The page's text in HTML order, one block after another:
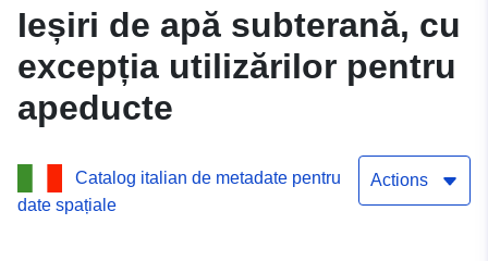
Ieșiri de apă subterană, cu
excepția utilizărilor pentru
apeducte
Catalog italian de metadate pentru
date spațiale
Actions